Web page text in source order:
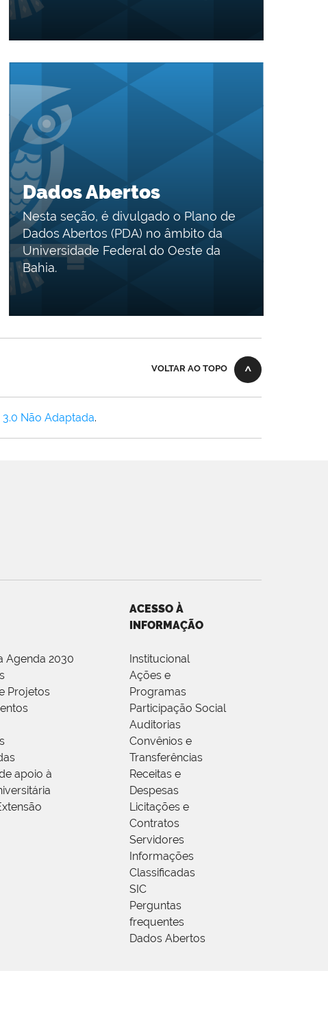
Dados Abertos
Nesta seção, é divulgado o Plano de
Dados Abertos (PDA) no âmbito da
Universidade Federal do Oeste da
Bahia.
VOLTAR AO TOPO
Não Adaptada.
Agenda 2030
Projetos
apoio à
ACESSO À
INFORMAÇÃO
Institucional
Ações e
Programas
Participação Social
Auditorias
Convênios e
Transferências
Receitas e
Despesas
Licitações e
Contratos
Servidores
Informações
Classificadas
SIC
Perguntas
frequentes
Dados Abertos